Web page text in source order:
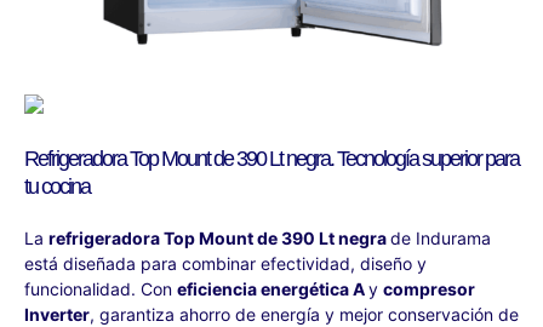
Refrigeradora Top Mount de 390 Lt negra. Tecnología superior para
tu cocina
La refrigeradora Top Mount de 390 Lt negrade Indurama
está diseñada para combinar efectividad, diseño y
funcionalidad. Con eficiencia energética Ay compresor
Inverter, garantiza ahorro de energía y mejor conservación de